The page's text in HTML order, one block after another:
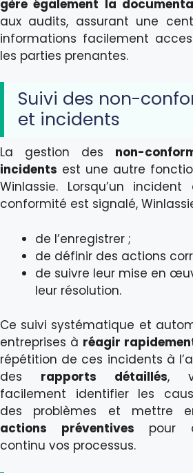
gère également la
aux audits, assurant une
informations facilement
les parties prenantes.
Suivi des non-
et incidents
La gestion des non-
incidents est une autre
Winlassie. Lorsqu’un
conformité est signalé,
de l’enregistrer ;
de définir des actions
de suivre leur mise en
leur résolution.
Ce suivi systématique et
entreprises à réagir
répétition de ces incidents à
des rapports détaillés,
facilement identifier les
des problèmes et mettre
actions préventives pour
continu vos processus.